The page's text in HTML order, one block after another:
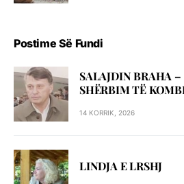
Postime Së Fundi
SALAJDIN BRAHA –
SHЁRBIM TЁ
14 KORRIK, 2026
LINDJA E LRSHJ